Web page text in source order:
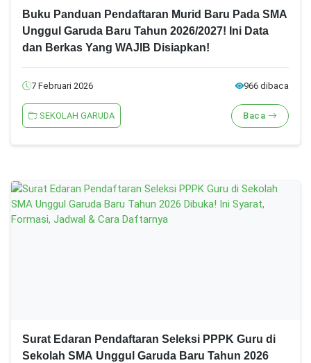
Buku Panduan Pendaftaran Murid Baru Pada SMA
Unggul Garuda Baru Tahun 2026/2027! Ini Data
dan Berkas Yang WAJIB Disiapkan!
7 Februari 2026 966 dibaca
SEKOLAH GARUDA Baca
Surat Edaran Pendaftaran Seleksi PPPK Guru di
Sekolah SMA Unggul Garuda Baru Tahun 2026